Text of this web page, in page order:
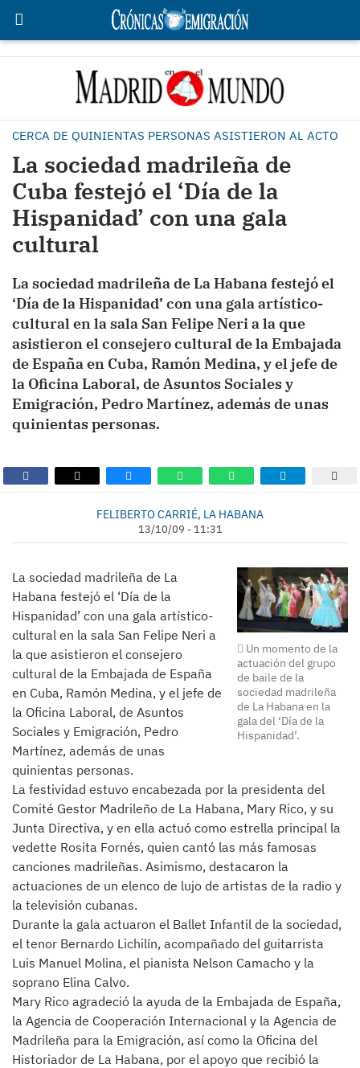
CERCA DE QUINIENTAS PERSONAS ASISTIERON AL ACTO
La sociedad madrileña de
Cuba festejó el ‘Día de la
Hispanidad’ con una gala
cultural
La sociedad madrileña de La Habana festejó el
‘Día de la Hispanidad’ con una gala artístico-
cultural en la sala San Felipe Neri a la que
asistieron el consejero cultural de la Embajada
de España en Cuba, Ramón Medina, y el jefe de
la Oficina Laboral, de Asuntos Sociales y
Emigración, Pedro Martínez, además de unas
quinientas personas.
FELIBERTO CARRIÉ, LA HABANA
13/10/09 - 11:31
Un momento de la
actuación del grupo
de baile de la
sociedad madrileña
de La Habana en la
gala del ‘Día de la
Hispanidad’.
La sociedad madrileña de La
Habana festejó el ‘Día de la
Hispanidad’ con una gala artístico-
cultural en la sala San Felipe Neri a
la que asistieron el consejero
cultural de la Embajada de España
en Cuba, Ramón Medina, y el jefe de
la Oficina Laboral, de Asuntos
Sociales y Emigración, Pedro
Martínez, además de unas
quinientas personas.
La festividad estuvo encabezada por la presidenta del
Comité Gestor Madrileño de La Habana, Mary Rico, y su
Junta Directiva, y en ella actuó como estrella principal la
vedette Rosita Fornés, quien cantó las más famosas
canciones madrileñas. Asimismo, destacaron la
actuaciones de un elenco de lujo de artistas de la radio y
la televisión cubanas.
Durante la gala actuaron el Ballet Infantil de la sociedad,
el tenor Bernardo Lichilín, acompañado del guitarrista
Luis Manuel Molina, el pianista Nelson Camacho y la
soprano Elina Calvo.
Mary Rico agradeció la ayuda de la Embajada de España,
la Agencia de Cooperación Internacional y la Agencia de
Madrileña para la Emigración, así como la Oficina del
Historiador de La Habana, por el apoyo que recibió la